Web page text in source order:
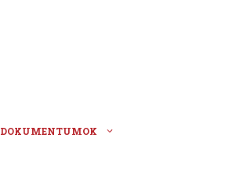
DOKUMENTUMOK